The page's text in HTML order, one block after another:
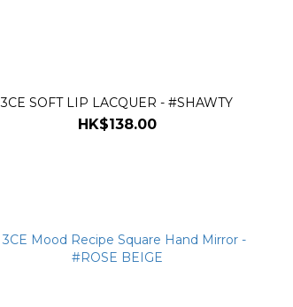
3CE SOFT LIP LACQUER - #SHAWTY
HK$138.00